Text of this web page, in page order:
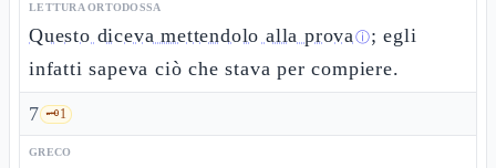
LETTURA ORTODOSSA
Questo diceva mettendolo alla provaⓘ; egli
infatti sapeva ciò che stava per compiere.
7 🗝️1
GRECO